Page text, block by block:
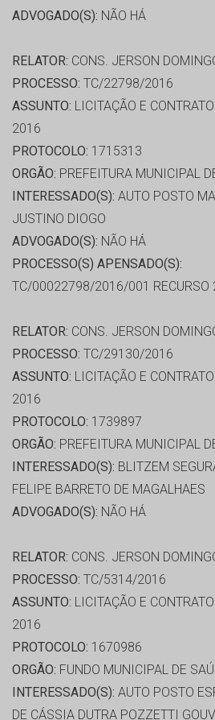
ADVOGADO(S): NÃO HÁ
RELATOR: CONS. JERSON
PROCESSO: TC/22798/2016
ASSUNTO: LICITAÇÃO E
2016
PROTOCOLO: 1715313
ORGÃO: PREFEITURA MUNICIPAL
INTERESSADO(S): AUTO POSTO
JUSTINO DIOGO
ADVOGADO(S): NÃO HÁ
PROCESSO(S) APENSADO(S):
TC/00022798/2016/001 RECURSO
RELATOR: CONS. JERSON
PROCESSO: TC/29130/2016
ASSUNTO: LICITAÇÃO E
2016
PROTOCOLO: 1739897
ORGÃO: PREFEITURA MUNICIPAL
INTERESSADO(S): BLITZEM
FELIPE BARRETO DE MAGALHAES
ADVOGADO(S): NÃO HÁ
RELATOR: CONS. JERSON
PROCESSO: TC/5314/2016
ASSUNTO: LICITAÇÃO E
2016
PROTOCOLO: 1670986
ORGÃO: FUNDO MUNICIPAL DE
INTERESSADO(S): AUTO POSTO
DE CÁSSIA DUTRA POZZETTI